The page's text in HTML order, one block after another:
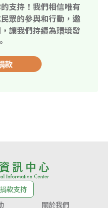
支持！我們相信唯有
眾的參與和行動，邀
讓我們持續為環境發
款
捐款支持
關於我們